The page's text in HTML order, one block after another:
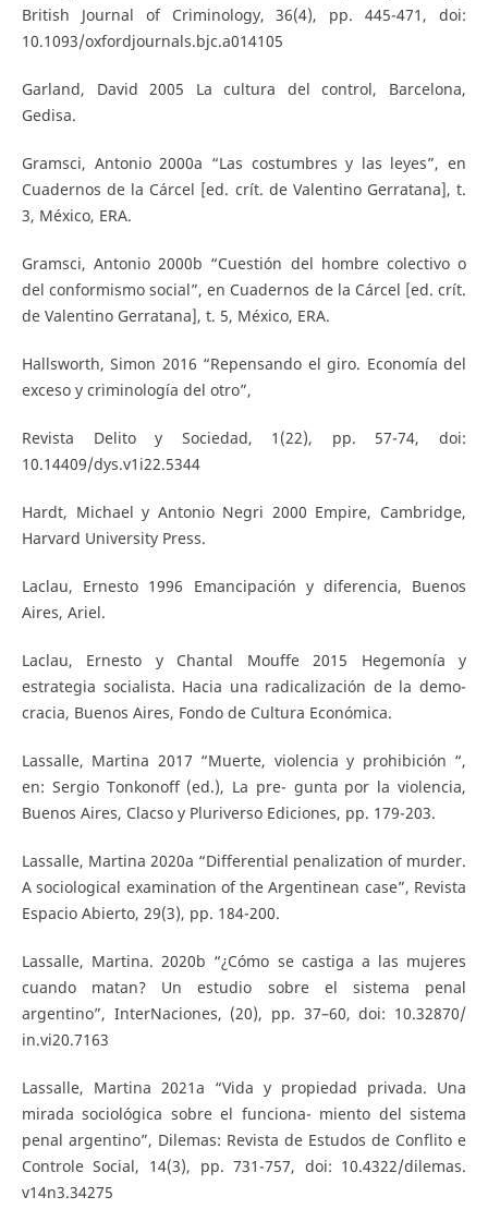
British Journal of Criminology, 36(4), pp. 445-471, doi:
10.1093/oxfordjournals.bjc.a014105
Garland, David 2005 La cultura del control, Barcelona,
Gedisa.
Gramsci, Antonio 2000a “Las costumbres y las leyes”, en
Cuadernos de la Cárcel [ed. crít. de Valentino Gerratana], t.
3, México, ERA.
Gramsci, Antonio 2000b “Cuestión del hombre colectivo o
del conformismo social”, en Cuadernos de la Cárcel [ed. crít.
de Valentino Gerratana], t. 5, México, ERA.
Hallsworth, Simon 2016 “Repensando el giro. Economía del
exceso y criminología del otro”,
Revista Delito y Sociedad, 1(22), pp. 57-74, doi:
10.14409/dys.v1i22.5344
Hardt, Michael y Antonio Negri 2000 Empire, Cambridge,
Harvard University Press.
Laclau, Ernesto 1996 Emancipación y diferencia, Buenos
Aires, Ariel.
Laclau, Ernesto y Chantal Mouffe 2015 Hegemonía y
estrategia socialista. Hacia una radicalización de la demo-
cracia, Buenos Aires, Fondo de Cultura Económica.
Lassalle, Martina 2017 “Muerte, violencia y prohibición “,
en: Sergio Tonkonoff (ed.), La pre- gunta por la violencia,
Buenos Aires, Clacso y Pluriverso Ediciones, pp. 179-203.
Lassalle, Martina 2020a “Differential penalization of murder.
A sociological examination of the Argentinean case”, Revista
Espacio Abierto, 29(3), pp. 184-200.
Lassalle, Martina. 2020b “¿Cómo se castiga a las mujeres
cuando matan? Un estudio sobre el sistema penal
argentino”, InterNaciones, (20), pp. 37–60, doi: 10.32870/
in.vi20.7163
Lassalle, Martina 2021a “Vida y propiedad privada. Una
mirada sociológica sobre el funciona- miento del sistema
penal argentino”, Dilemas: Revista de Estudos de Conflito e
Controle Social, 14(3), pp. 731-757, doi: 10.4322/dilemas.
v14n3.34275